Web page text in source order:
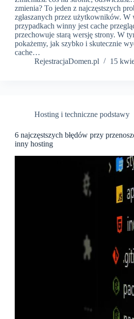
zmienia? To jeden z najczęstszych
zgłaszanych przez użytkowników. W
przypadkach winny jest cache
przechowuje starą wersję strony. W
pokażemy, jak szybko i skutecznie
cache…
RejestracjaDomen.pl
15
Hosting i techniczne podstawy
6 najczęstszych błędów przy
inny hosting